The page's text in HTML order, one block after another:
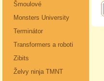
Šmoulové
Monsters University
Terminátor
Transformers a roboti
Zibits
Želvy ninja TMNT